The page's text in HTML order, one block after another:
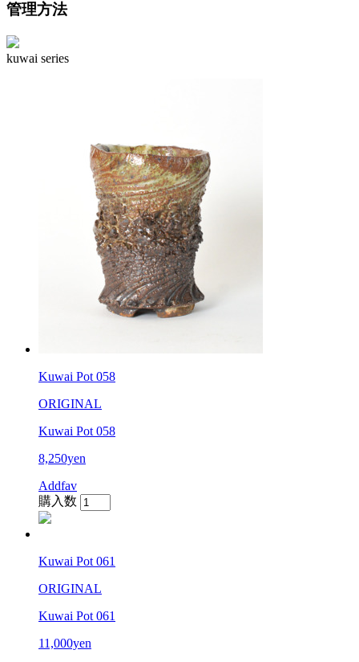
管理方法
kuwai series
Kuwai Pot 058
ORIGINAL
Kuwai Pot 058
8,250yen
Addfav
購入数
Kuwai Pot 061
ORIGINAL
Kuwai Pot 061
11,000yen